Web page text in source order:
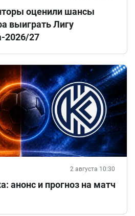
оценили шансы
выиграть Лигу
2026/27
2 августа 10:30
анонс и прогноз на матч